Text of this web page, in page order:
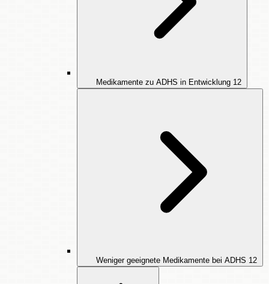
Medikamente zu ADHS in Entwicklung 12
Weniger geeignete Medikamente bei ADHS 12